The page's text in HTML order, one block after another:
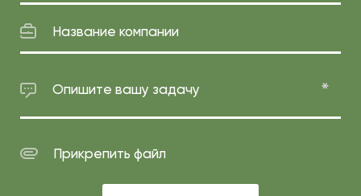
Название компании
Опишите вашу задачу
Прикрепить файл